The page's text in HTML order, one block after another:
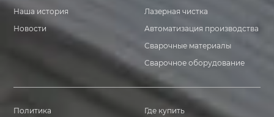
Наша история
Новости
Лазерная чистка
Автоматизация производства
Сварочные материалы
Сварочное оборудование
Политика Где купить